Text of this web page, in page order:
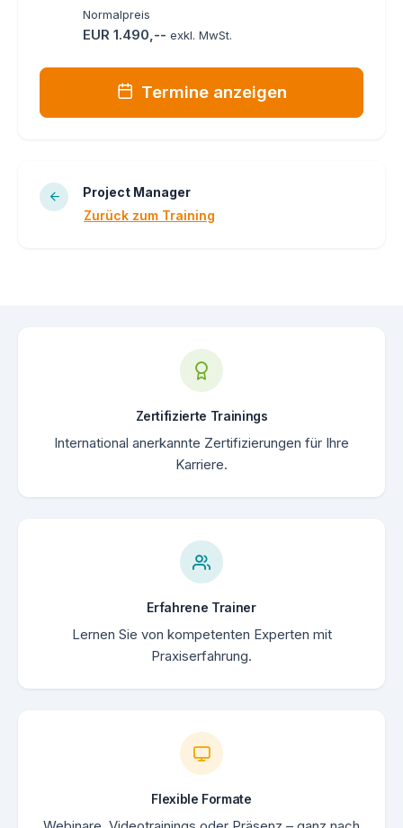
Normalpreis
EUR 1.490,-- exkl. MwSt.
Termine anzeigen
Project Manager
Zurück zum Training
Zertifizierte Trainings
International anerkannte Zertifizierungen für Ihre
Karriere.
Erfahrene Trainer
Lernen Sie von kompetenten Experten mit
Praxiserfahrung.
Flexible Formate